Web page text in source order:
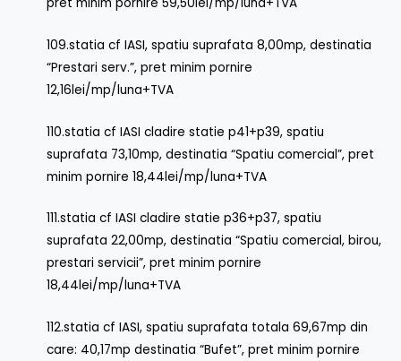
109.statia cf IASI, spatiu suprafata 8,00mp, destinatia
“Prestari serv.”, pret minim pornire
12,16lei/mp/luna+TVA
110.statia cf IASI cladire statie p41+p39, spatiu
suprafata 73,10mp, destinatia “Spatiu comercial”, pret
minim pornire 18,44lei/mp/luna+TVA
111.statia cf IASI cladire statie p36+p37, spatiu
suprafata 22,00mp, destinatia “Spatiu comercial, birou,
prestari servicii”, pret minim pornire
18,44lei/mp/luna+TVA
112.statia cf IASI, spatiu suprafata totala 69,67mp din
care: 40,17mp destinatia “Bufet”, pret minim pornire